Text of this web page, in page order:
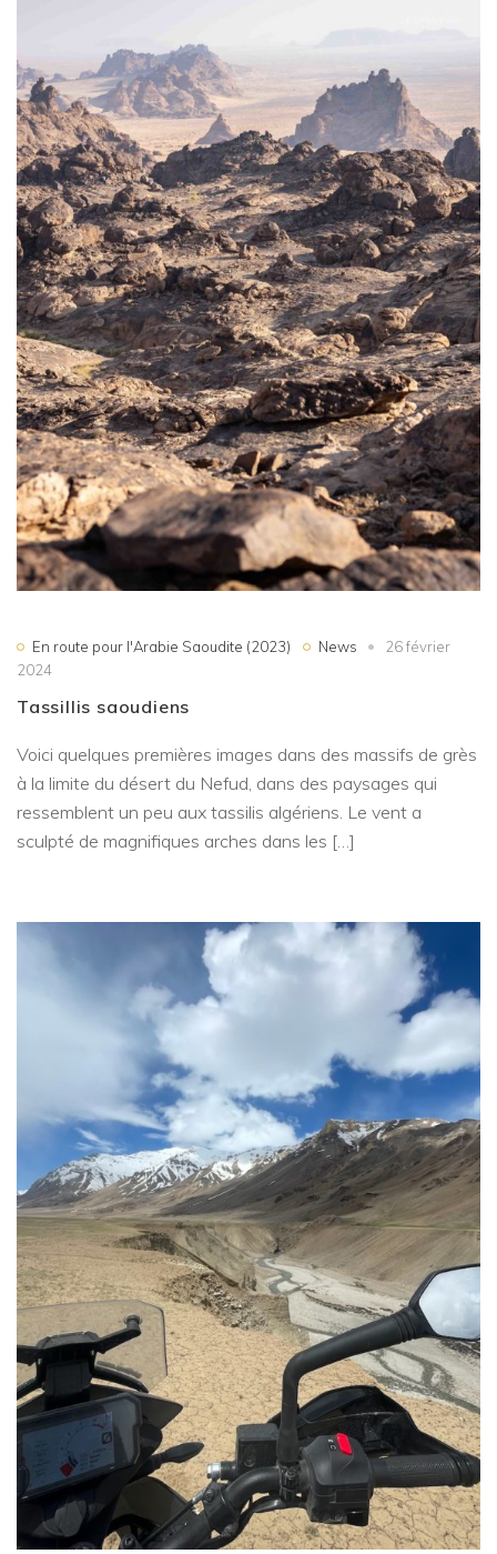
En route pour l'Arabie Saoudite (2023) News
26 février
2024
Tassillis saoudiens
Voici quelques premières images dans des massifs de grès
à la limite du désert du Nefud, dans des paysages qui
ressemblent un peu aux tassilis algériens. Le vent a
sculpté de magnifiques arches dans les […]